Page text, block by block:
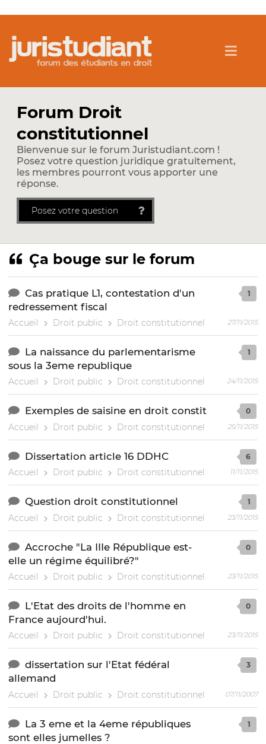
Forum Droit
constitutionnel
Bienvenue sur le forum Juristudiant.com !
Posez votre question juridique gratuitement,
les membres pourront vous apporter une
réponse.
Posez votre question
Ça bouge sur le forum
Cas pratique L1, contestation d'un
redressement fiscal
Accueil Droit public Droit constitutionnel
1
27/11/2015
La naissance du parlementarisme
sous la 3eme republique
Accueil Droit public Droit constitutionnel
1
24/11/2015
Exemples de saisine en droit constit
Accueil Droit public Droit constitutionnel
0
25/11/2015
Dissertation article 16 DDHC
Accueil Droit public Droit constitutionnel
6
11/11/2015
Question droit constitutionnel
Accueil Droit public Droit constitutionnel
1
23/11/2015
Accroche "La IIIe République est-
elle un régime équilibré?"
Accueil Droit public Droit constitutionnel
0
23/11/2015
L'Etat des droits de l'homme en
France aujourd'hui.
Accueil Droit public Droit constitutionnel
0
23/11/2015
dissertation sur l'Etat fédéral
allemand
Accueil Droit public Droit constitutionnel
3
07/11/2007
La 3 eme et la 4eme républiques
sont elles jumelles ?
1